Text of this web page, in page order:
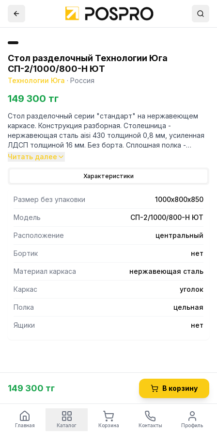
Стол разделочный Технологии Юга
СП-2/1000/800-Н ЮТ
Технологии Юга · Россия
149 300 тг
Стол разделочный серии "стандарт" на нержавеющем
каркасе. Конструкция разборная. Столешница -
нержавеющая сталь aisi 430 толщиной 0,8 мм, усиленная
ЛДСП толщиной 16 мм. Без борта. Сплошная полка -
нержавеющая сталь толщиной 0,8 мм. Каркас - уголок
Читать далее
Характеристики
Размер без упаковки 1000х800х850
Модель СП-2/1000/800-Н ЮТ
Расположение центральный
Бортик нет
Материал каркаса нержавеющая сталь
Каркас уголок
Полка цельная
Ящики нет
149 300 тг В корзину
Главная Каталог Корзина Контакты Профиль